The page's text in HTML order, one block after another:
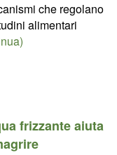
che regolano
alimentari
frizzante aiuta